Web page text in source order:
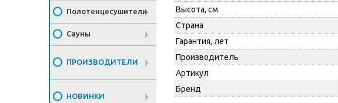
Полотенцесушители
Сауны
ПРОИЗВОДИТЕЛИ
НОВИНКИ
Высота, см
Страна
Гарантия, лет
Производитель
Артикул
Бренд